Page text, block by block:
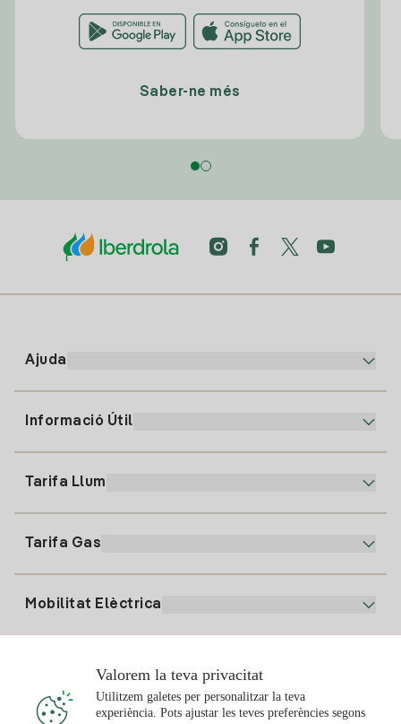
Saber-ne més
Ajuda
91 919 52 73
clientes@tuiberdrola.es
Informació Útil
Alta Gas
Tarifa Llum
Tarifa Gas
Mobilitat Elèctrica
Punts de Recàrrega
Valorem la teva privacitat
Utilitzem galetes per personalitzar la teva
experiència. Pots ajustar les teves preferències segons